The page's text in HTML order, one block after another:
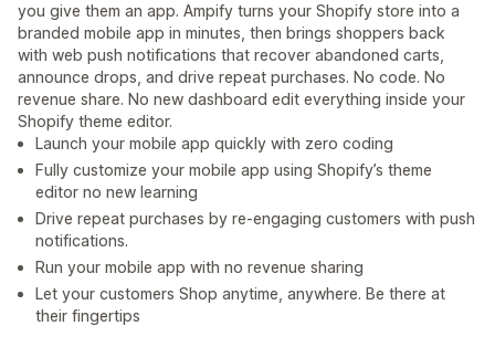
you give them an app. Ampify turns your Shopify store into a
branded mobile app in minutes, then brings shoppers back
with web push notifications that recover abandoned carts,
announce drops, and drive repeat purchases. No code. No
revenue share. No new dashboard edit everything inside your
Shopify theme editor.
Launch your mobile app quickly with zero coding
Fully customize your mobile app using Shopify’s theme
editor no new learning
Drive repeat purchases by re-engaging customers with push
notifications.
Run your mobile app with no revenue sharing
Let your customers Shop anytime, anywhere. Be there at
their fingertips